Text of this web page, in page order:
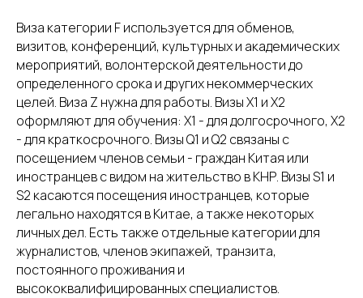
Виза категории F используется для обменов,
визитов, конференций, культурных и академических
мероприятий, волонтерской деятельности до
определенного срока и других некоммерческих
целей. Виза Z нужна для работы. Визы X1 и X2
оформляют для обучения: X1 - для долгосрочного, X2
- для краткосрочного. Визы Q1 и Q2 связаны с
посещением членов семьи - граждан Китая или
иностранцев с видом на жительство в КНР. Визы S1 и
S2 касаются посещения иностранцев, которые
легально находятся в Китае, а также некоторых
личных дел. Есть также отдельные категории для
журналистов, членов экипажей, транзита,
постоянного проживания и
высококвалифицированных специалистов.